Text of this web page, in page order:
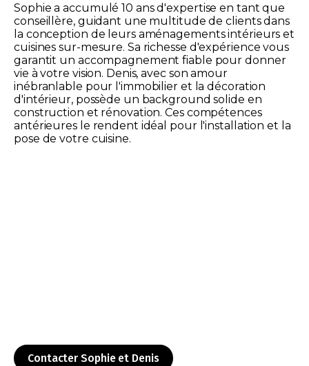
Sophie a accumulé 10 ans d'expertise en tant que
conseillère, guidant une multitude de clients dans
la conception de leurs aménagements intérieurs et
cuisines sur-mesure. Sa richesse d'expérience vous
garantit un accompagnement fiable pour donner
vie à votre vision. Denis, avec son amour
inébranlable pour l'immobilier et la décoration
d'intérieur, possède un background solide en
construction et rénovation. Ces compétences
antérieures le rendent idéal pour l'installation et la
pose de votre cuisine.
Contacter Sophie et Denis